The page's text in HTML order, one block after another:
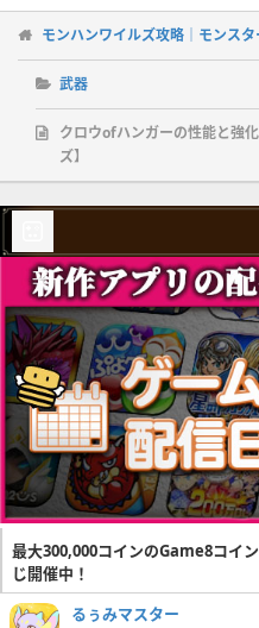
モンハンワイルズ攻略｜モンス
武器
クロウofハンガーの性能と強
ズ】
最大300,000コインのGame8コイ
じ開催中！
るぅみマスター